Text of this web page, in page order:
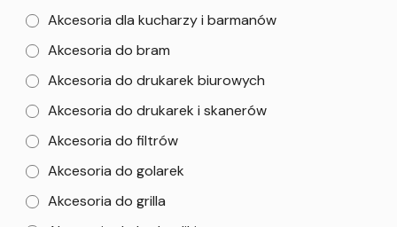
Akcesoria dla kucharzy i barmanów
Akcesoria do bram
Akcesoria do drukarek biurowych
Akcesoria do drukarek i skanerów
Akcesoria do filtrów
Akcesoria do golarek
Akcesoria do grilla